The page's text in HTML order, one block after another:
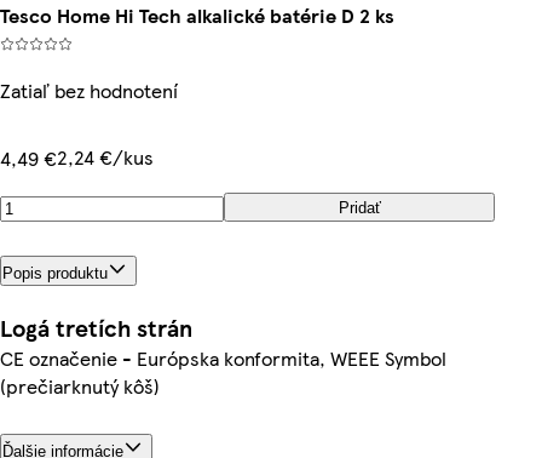
Tesco Home Hi Tech alkalické batérie D 2 ks
Zatiaľ bez hodnotení
4,49 €2,24 €/kus
Pridať
Popis produktu
Logá tretích strán
CE označenie - Európska konformita, WEEE Symbol
(prečiarknutý kôš)
Ďalšie informácie